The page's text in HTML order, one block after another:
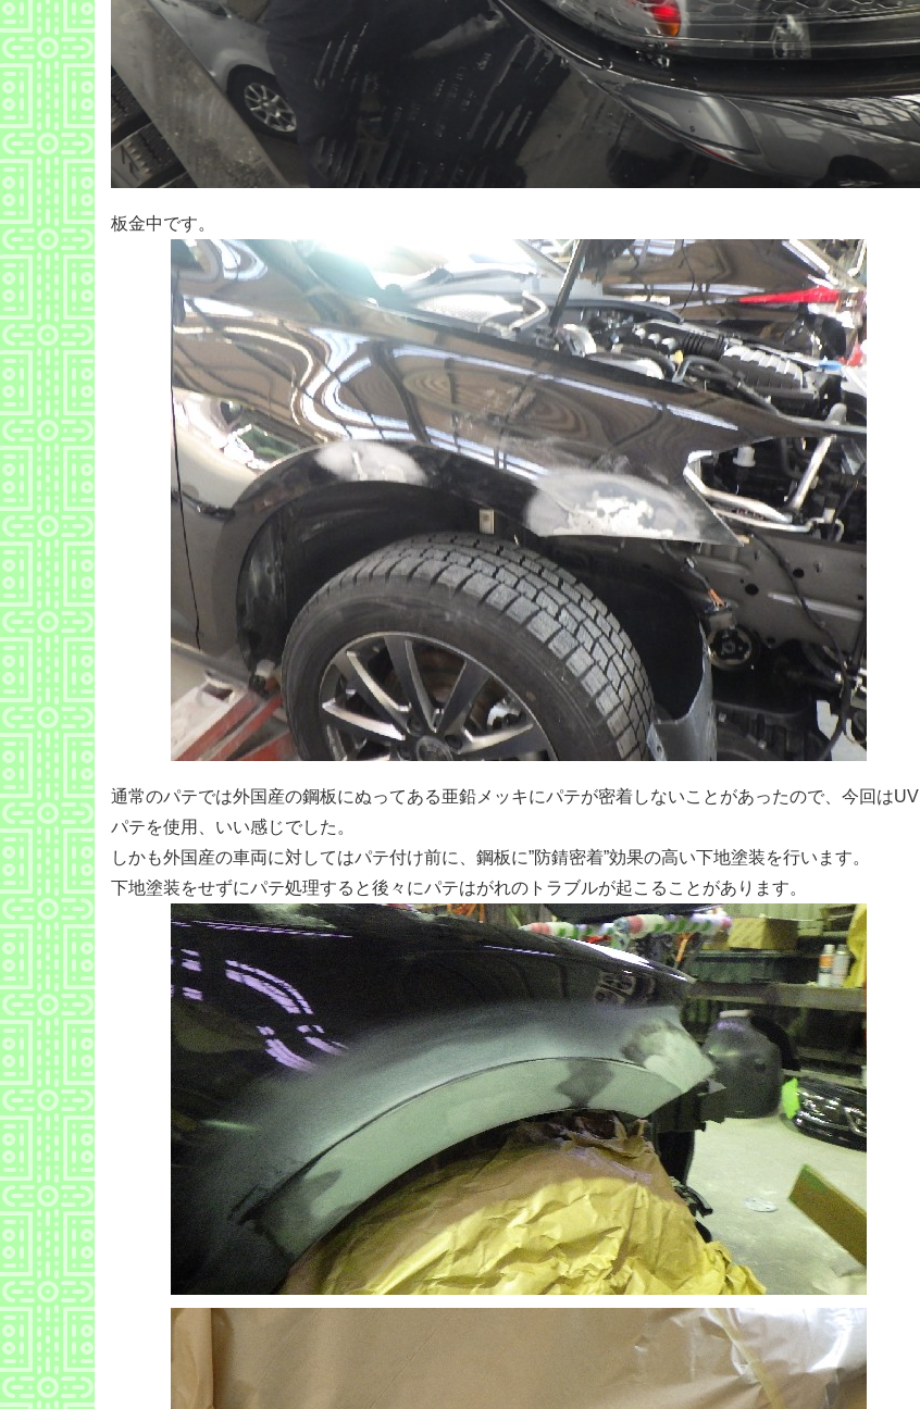
板金中です。
通常のパテでは外国産の鋼板にぬってある亜鉛メッキにパテが密着しないことがあったので、今回はUV
パテを使用、いい感じでした。
しかも外国産の車両に対してはパテ付け前に、鋼板に”防錆密着”効果の高い下地塗装を行います。
下地塗装をせずにパテ処理すると後々にパテはがれのトラブルが起こることがあります。